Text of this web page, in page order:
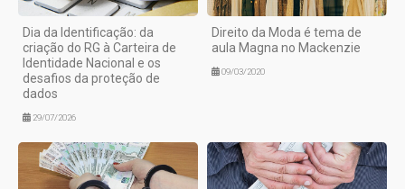
Dia da Identificação: da
criação do RG à Carteira de
Identidade Nacional e os
desafios da proteção de
dados
29/07/2026
Direito da Moda é tema de
aula Magna no Mackenzie
09/03/2020